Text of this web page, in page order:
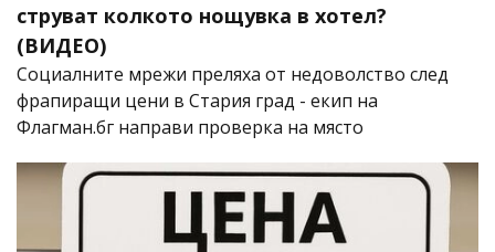
струват колкото нощувка в хотел?
(ВИДЕО)
Социалните мрежи преляха от недоволство след
фрапиращи цени в Стария град - екип на
Флагман.бг направи проверка на място